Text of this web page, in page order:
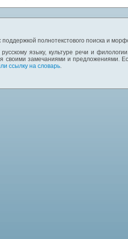
полнотекстового поиска и
языку, культуре речи и
своими замечаниями и предложениями.
ссылку на словарь.